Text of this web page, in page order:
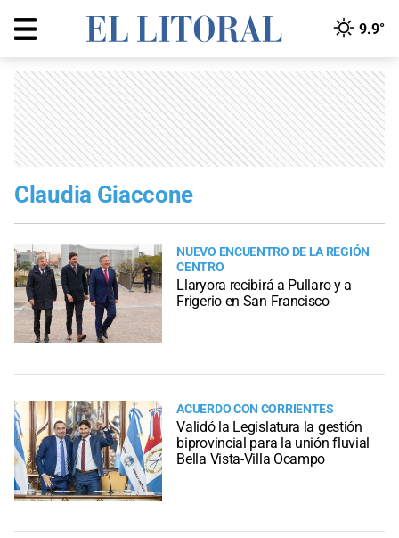
9.9°
Claudia Giaccone
NUEVO ENCUENTRO DE LA REGIÓN
CENTRO
Llaryora recibirá a Pullaro y a
Frigerio en San Francisco
ACUERDO CON CORRIENTES
Validó la Legislatura la gestión
biprovincial para la unión fluvial
Bella Vista-Villa Ocampo